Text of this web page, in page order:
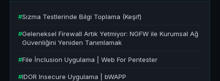
#Sızma Testlerinde Bilgi Toplama (Keşif)
#Geleneksel Firewall Artık Yetmiyor: NGFW ile Kurumsal Ağ
Güvenliğini Yeniden Tanımlamak
#File İnclusion Uygulama | Web For Pentester
#IDOR Insecure Uygulama | bWAPP